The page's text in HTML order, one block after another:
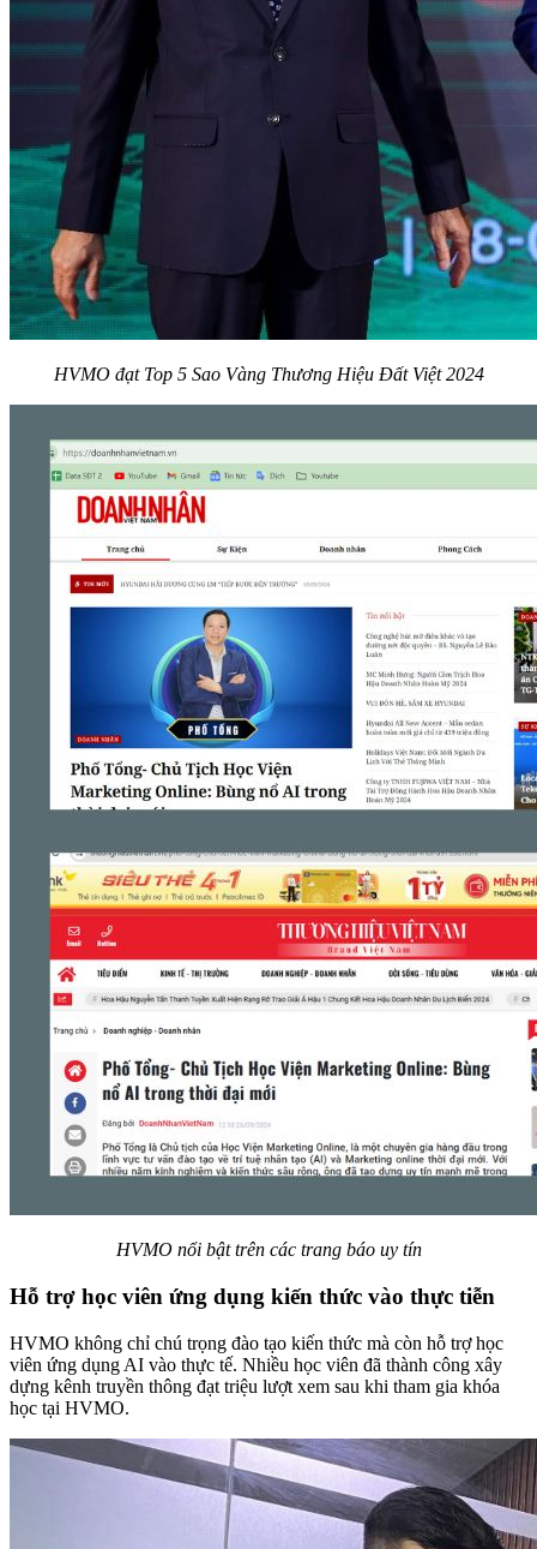
HVMO đạt Top 5 Sao Vàng Thương Hiệu Đất Việt 2024
HVMO nổi bật trên các trang báo uy tín
Hỗ trợ học viên ứng dụng kiến thức vào thực tiễn
HVMO không chỉ chú trọng đào tạo kiến thức mà còn hỗ trợ học
viên ứng dụng AI vào thực tế. Nhiều học viên đã thành công xây
dựng kênh truyền thông đạt triệu lượt xem sau khi tham gia khóa
học tại HVMO.